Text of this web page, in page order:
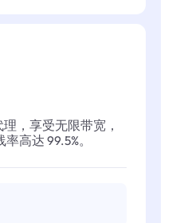
，享受无限带宽，
高达 99.5%。